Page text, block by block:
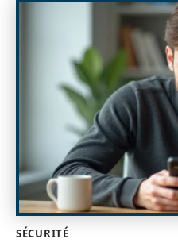
SÉCURITÉ